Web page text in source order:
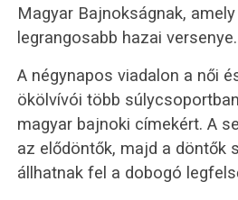
Magyar Bajnokságnak,
legrangosabb hazai versenye.
A négynapos viadalon a női
ökölvívói több
magyar bajnoki címekért. A
az elődöntők, majd a döntők
állhatnak fel a dobogó